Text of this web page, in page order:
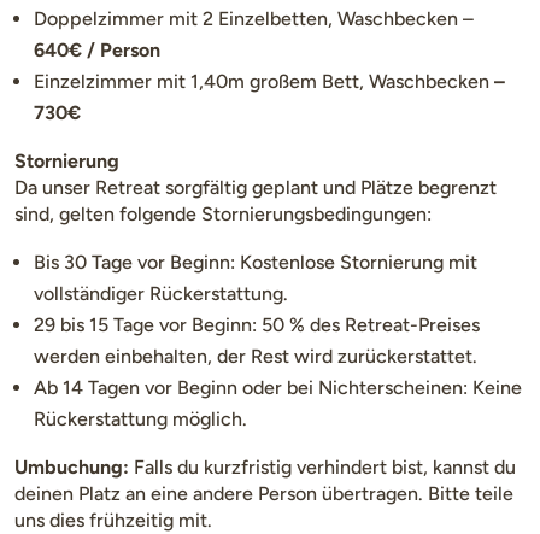
Doppelzimmer mit 2 Einzelbetten, Waschbecken –
640€ / Person
Einzelzimmer mit 1,40m großem Bett, Waschbecken –
730€
Stornierung
Da unser Retreat sorgfältig geplant und Plätze begrenzt
sind, gelten folgende Stornierungsbedingungen:
Bis 30 Tage vor Beginn: Kostenlose Stornierung mit
vollständiger Rückerstattung.
29 bis 15 Tage vor Beginn: 50 % des Retreat-Preises
werden einbehalten, der Rest wird zurückerstattet.
Ab 14 Tagen vor Beginn oder bei Nichterscheinen: Keine
Rückerstattung möglich.
Umbuchung: Falls du kurzfristig verhindert bist, kannst du
deinen Platz an eine andere Person übertragen. Bitte teile
uns dies frühzeitig mit.